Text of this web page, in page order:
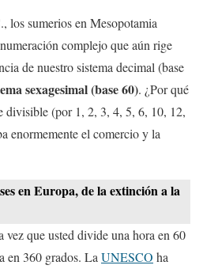
los sumerios en Mesopotamia
complejo que aún rige
de nuestro sistema decimal (base
sexagesimal (base 60). ¿Por qué
divisible (por 1, 2, 3, 4, 5, 6, 10, 12,
enormemente el comercio y la
en Europa, de la extinción a la
vez que usted divide una hora en 60
en 360 grados. La UNESCO ha